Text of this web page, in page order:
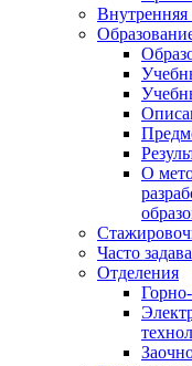
Внутренняя
О
Часто
Отделения